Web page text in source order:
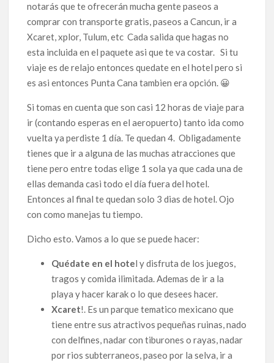
notarás que te ofrecerán mucha gente paseos a
comprar con transporte gratis, paseos a Cancun, ir a
Xcaret, xplor, Tulum, etc Cada salida que hagas no
esta incluida en el paquete asi que te va costar. Si tu
viaje es de relajo entonces quedate en el hotel pero si
es asi entonces Punta Cana tambien era opción. 😀
Si tomas en cuenta que son casi 12 horas de viaje para
ir (contando esperas en el aeropuerto) tanto ida como
vuelta ya perdiste 1 día. Te quedan 4. Obligadamente
tienes que ir a alguna de las muchas atracciones que
tiene pero entre todas elige 1 sola ya que cada una de
ellas demanda casi todo el día fuera del hotel.
Entonces al final te quedan solo 3 dias de hotel. Ojo
con como manejas tu tiempo.
Dicho esto. Vamos a lo que se puede hacer:
Quédate en el hotel y disfruta de los juegos,
tragos y comida ilimitada. Ademas de ir a la
playa y hacer karak o lo que desees hacer.
Xcaret!. Es un parque tematico mexicano que
tiene entre sus atractivos pequeñas ruinas, nado
con delfines, nadar con tiburones o rayas, nadar
por rios subterraneos, paseo por la selva, ir a